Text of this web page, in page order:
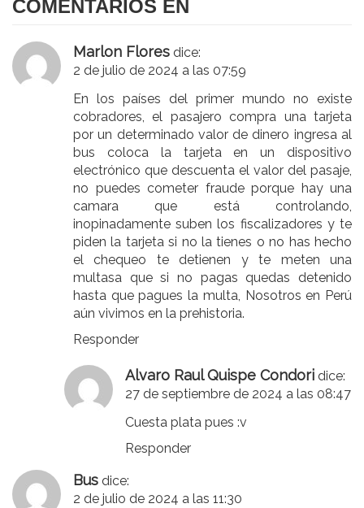
COMENTARIOS EN
Marlon Flores dice:
2 de julio de 2024 a las 07:59
En los países del primer mundo no existe
cobradores, el pasajero compra una tarjeta
por un determinado valor de dinero ingresa al
bus coloca la tarjeta en un dispositivo
electrónico que descuenta el valor del pasaje,
no puedes cometer fraude porque hay una
camara que está controlando,
inopinadamente suben los fiscalizadores y te
piden la tarjeta si no la tienes o no has hecho
el chequeo te detienen y te meten una
multasa que si no pagas quedas detenido
hasta que pagues la multa, Nosotros en Perú
aún vivimos en la prehistoria.
Responder
Alvaro Raul Quispe Condori dice:
27 de septiembre de 2024 a las 08:47
Cuesta plata pues :v
Responder
Bus dice:
2 de julio de 2024 a las 11:30